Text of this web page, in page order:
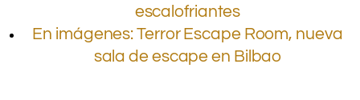
escalofriantes
En imágenes: Terror Escape Room, nueva
sala de escape en Bilbao